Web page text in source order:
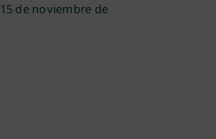
15 de noviembre de